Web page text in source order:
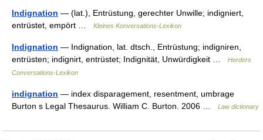
Indignation — (lat.), Entrüstung, gerechter Unwille; indigniert,
entrüstet, empört …
Kleines Konversations-Lexikon
Indignation — Indignation, lat. dtsch., Entrüstung; indigniren,
entrüsten; indignirt, entrüstet; Indignität, Unwürdigkeit …
Herders
Conversations-Lexikon
indignation — index disparagement, resentment, umbrage
Burton s Legal Thesaurus. William C. Burton. 2006 …
Law dictionary